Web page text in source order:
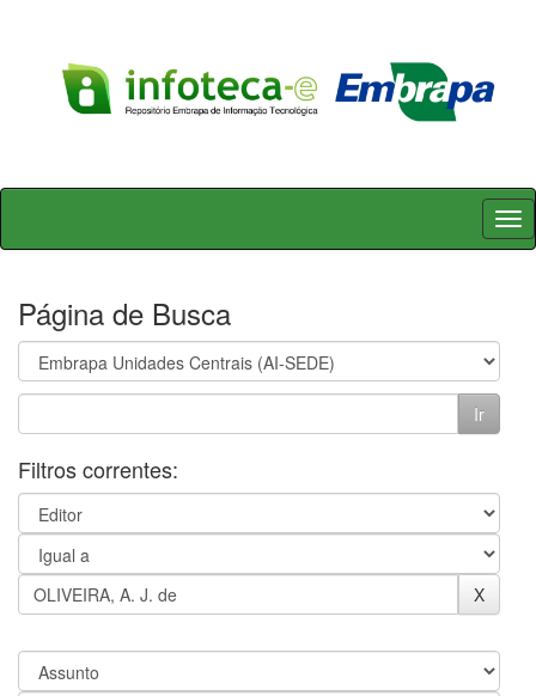
Skip
Página de Busca
Filtros correntes: